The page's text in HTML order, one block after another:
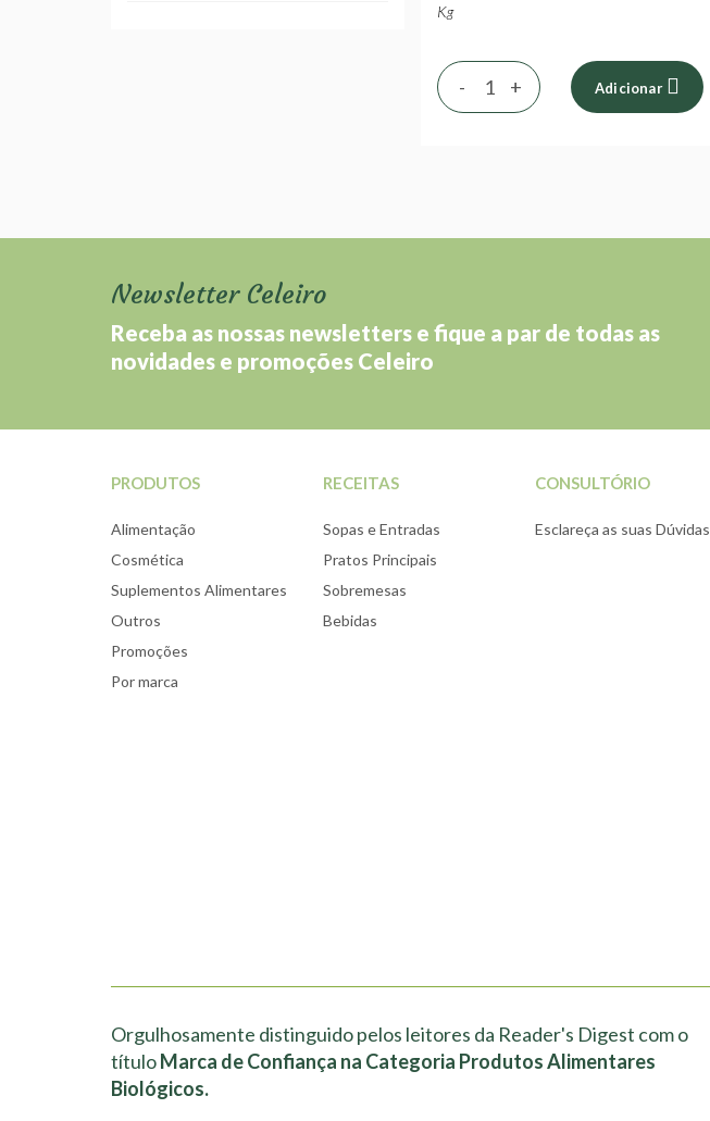
Kg
+
- Adicionar
Newsletter Celeiro
Receba as nossas newsletters e fique a par de todas as
novidades e promoções Celeiro
PRODUTOS
Alimentação
Cosmética
Suplementos Alimentares
Outros
Promoções
Por marca
RECEITAS
Sopas e Entradas
Pratos Principais
Sobremesas
Bebidas
CONSULTÓRIO
Esclareça as suas Dúvidas
Orgulhosamente distinguido pelos leitores da Reader's Digest com o
títuloMarca de Confiança na Categoria Produtos Alimentares
Biológicos.